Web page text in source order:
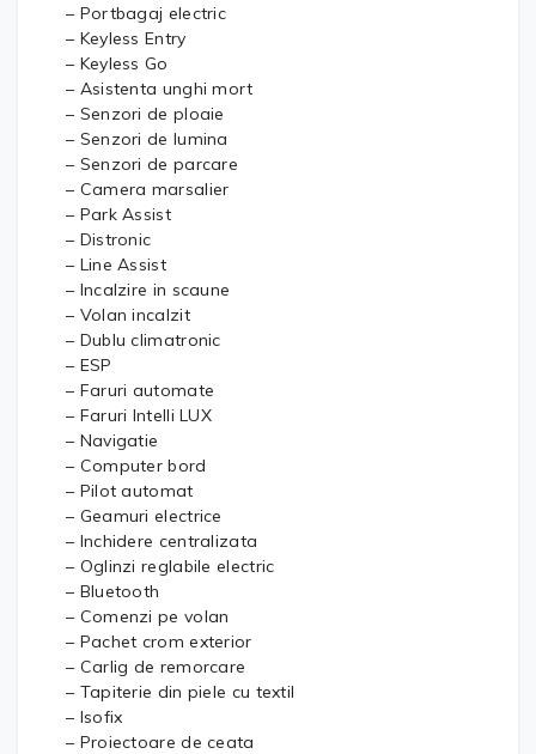
– Portbagaj electric
– Keyless Entry
– Keyless Go
– Asistenta unghi mort
– Senzori de ploaie
– Senzori de lumina
– Senzori de parcare
– Camera marsalier
– Park Assist
– Distronic
– Line Assist
– Incalzire in scaune
– Volan incalzit
– Dublu climatronic
– ESP
– Faruri automate
– Faruri Intelli LUX
– Navigatie
– Computer bord
– Pilot automat
– Geamuri electrice
– Inchidere centralizata
– Oglinzi reglabile electric
– Bluetooth
– Comenzi pe volan
– Pachet crom exterior
– Carlig de remorcare
– Tapiterie din piele cu textil
– Isofix
– Proiectoare de ceata